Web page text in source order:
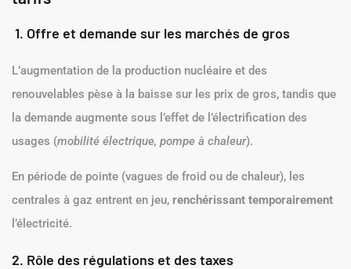
1. Offre et demande sur les marchés de gros
L’augmentation de la production nucléaire et des
renouvelables pèse à la baisse sur les prix de gros, tandis que
la demande augmente sous l’effet de l’électrification des
usages (mobilité électrique, pompe à chaleur).
En période de pointe (vagues de froid ou de chaleur), les
centrales à gaz entrent en jeu, renchérissant temporairement
l’électricité.
2. Rôle des régulations et des taxes